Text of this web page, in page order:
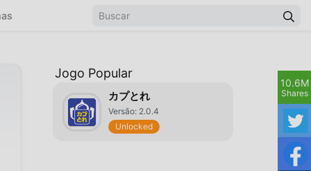
Jogo Popular
カプとれ
Versão: 2.0.4
Unlocked
10.6M
Shares